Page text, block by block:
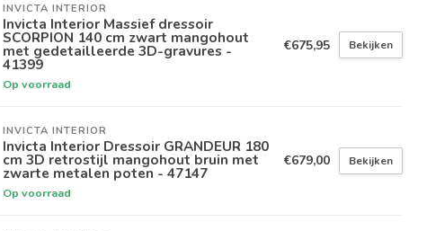
INVICTA INTERIOR
Invicta Interior Massief dressoir
SCORPION 140 cm zwart mangohout
met gedetailleerde 3D-gravures -
41399
Op voorraad
€675,95 Bekijken
INVICTA INTERIOR
Invicta Interior Dressoir GRANDEUR 180
cm 3D retrostijl mangohout bruin met
zwarte metalen poten - 47147
Op voorraad
€679,00 Bekijken